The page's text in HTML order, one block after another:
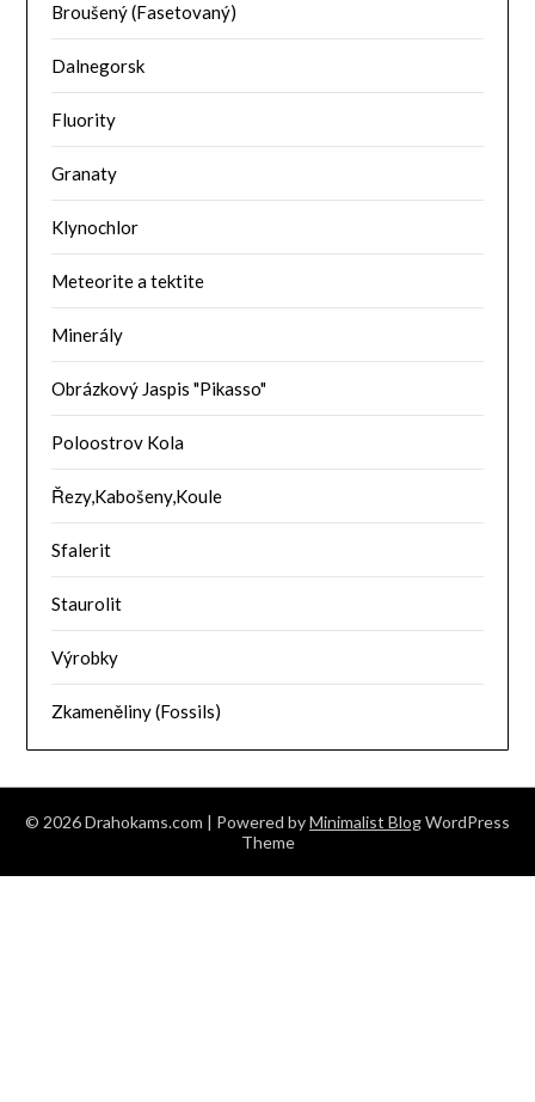
Broušený (Fasetovaný)
Dalnegorsk
Fluority
Granaty
Klynochlor
Meteorite a tektite
Minerály
Obrázkový Jaspis "Pikasso"
Poloostrov Kola
Řezy,Kabošeny,Koule
Sfalerit
Staurolit
Výrobky
Zkameněliny (Fossils)
© 2026 Drahokams.com | Powered byMinimalist BlogWordPress
Theme